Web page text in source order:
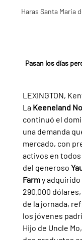
Haras Santa Maria
Pasan los días
LEXINGTON,
La Keeneland
continuó el
una demanda
mercado, con
activos en
del generoso
Farm y
290.000
de la jornada,
los jóvenes
Hijo de Uncle